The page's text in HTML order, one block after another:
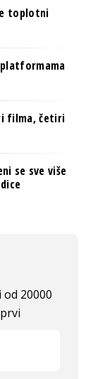
toplotni
filma, četiri
se sve više
20000